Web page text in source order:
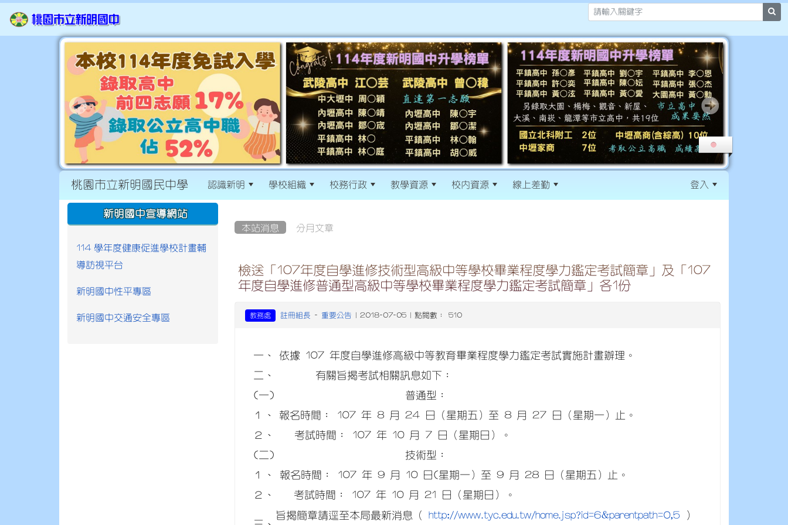
桃園市立新明國民中學 認識新明 學校組織 校務行政 教學資源 校內資源 線上差勤 登入
本站消息 分月文章
檢送「107年度自學進修技術型高級中等學校畢業程度學力鑑定考試簡章」及「107
年度自學進修普通型高級中等學校畢業程度學力鑑定考試簡章」各1份
教務處 註冊組長 - 重要公告 | 2018-07-05 | 點閱數： 510
一、
依據 107 年度自學進修高級中等教育畢業程度學力鑑定考試實施計畫辦理。
二、
有關旨揭考試相關訊息如下：
(一)
普通型：
１、
報名時間： 107 年 8 月 24 日（星期五）至 8 月 27 日（星期一）止。
２、
考試時間： 107 年 10 月 7 日（星期日）。
(二)
技術型：
１、
報名時間： 107 年 9 月 10 日(星期一）至 9 月 28 日（星期五）止。
２、
考試時間： 107 年 10 月 21 日（星期日）。
旨揭簡章請逕至本局最新消息（ http://www.tyc.edu.tw/home.jsp?id=6&parentpath=0,5 ）
:::
新明國中宣導網站
114 學年度健康促進學校計畫輔
導訪視平台
新明國中性平專區
新明國中交通安全專區